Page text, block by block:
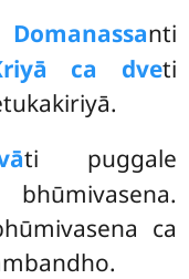
Domanassanti
ca dveti
ti puggale
ca